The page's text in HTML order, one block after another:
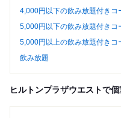
4,000円以下の飲み放題付きコ
5,000円以下の飲み放題付きコ
5,000円以上の飲み放題付きコ
飲み放題
ヒルトンプラザウエストで